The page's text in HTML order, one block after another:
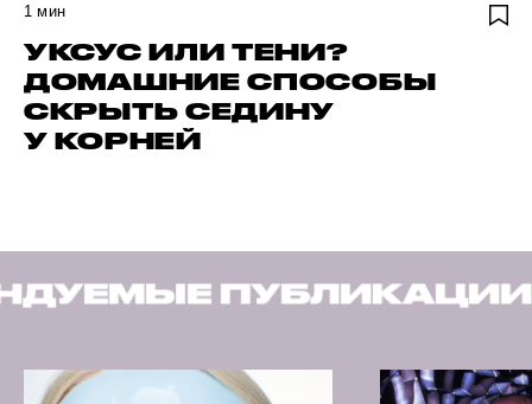
1 мин
УКСУС ИЛИ ТЕНИ?
ДОМАШНИЕ СПОСОБЫ
СКРЫТЬ СЕДИНУ
У КОРНЕЙ